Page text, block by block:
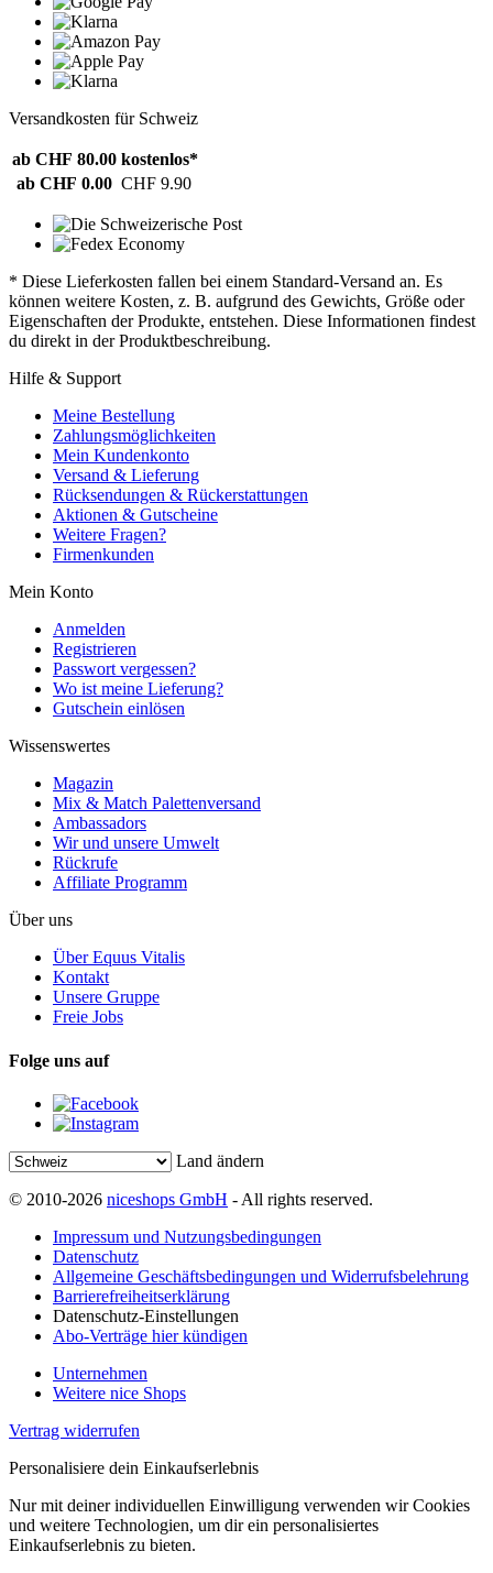
Versandkosten für Schweiz
ab CHF 80.00 kostenlos*
ab CHF 0.00 CHF 9.90
* Diese Lieferkosten fallen bei einem Standard-Versand an. Es
können weitere Kosten, z. B. aufgrund des Gewichts, Größe oder
Eigenschaften der Produkte, entstehen. Diese Informationen findest
du direkt in der Produktbeschreibung.
Hilfe & Support
Meine Bestellung
Zahlungsmöglichkeiten
Mein Kundenkonto
Versand & Lieferung
Rücksendungen & Rückerstattungen
Aktionen & Gutscheine
Weitere Fragen?
Firmenkunden
Mein Konto
Anmelden
Registrieren
Passwort vergessen?
Wo ist meine Lieferung?
Gutschein einlösen
Wissenswertes
Magazin
Mix & Match Palettenversand
Ambassadors
Wir und unsere Umwelt
Rückrufe
Affiliate Programm
Über uns
Über Equus Vitalis
Kontakt
Unsere Gruppe
Freie Jobs
Folge uns auf
Land ändern
© 2010-2026 niceshops GmbH - All rights reserved.
Impressum und Nutzungsbedingungen
Datenschutz
Allgemeine Geschäftsbedingungen und Widerrufsbelehrung
Barrierefreiheitserklärung
Datenschutz-Einstellungen
Abo-Verträge hier kündigen
Unternehmen
Weitere nice Shops
Vertrag widerrufen
Personalisiere dein Einkaufserlebnis
Nur mit deiner individuellen Einwilligung verwenden wir Cookies
und weitere Technologien, um dir ein personalisiertes
Einkaufserlebnis zu bieten.